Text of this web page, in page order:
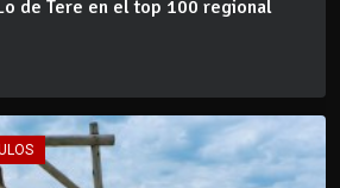
de Tere en el top 100 regional